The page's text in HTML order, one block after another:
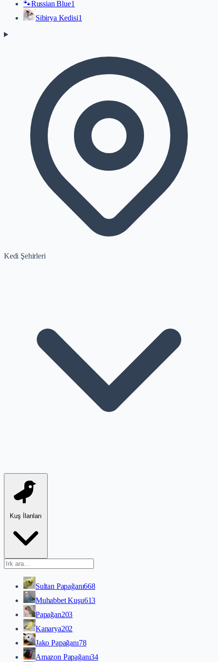
🐾Russian Blue1
Sibirya Kedisi1
Kedi Şehirleri
Kuş İlanları
Sultan Papağanı668
Muhabbet Kuşu613
Papağan203
Kanarya202
Jako Papağanı78
Amazon Papağanı34